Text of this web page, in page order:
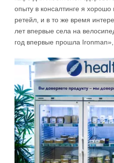
опыту в консалтинге я
ретейл, и в то же время
лет впервые села на
год впервые прошла